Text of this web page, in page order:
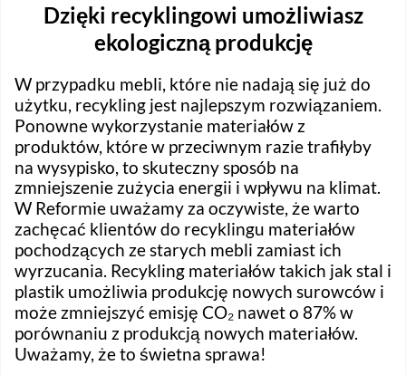
Dzięki recyklingowi umożliwiasz
ekologiczną produkcję
W przypadku mebli, które nie nadają się już do
użytku, recykling jest najlepszym rozwiązaniem.
Ponowne wykorzystanie materiałów z
produktów, które w przeciwnym razie trafiłyby
na wysypisko, to skuteczny sposób na
zmniejszenie zużycia energii i wpływu na klimat.
W Reformie uważamy za oczywiste, że warto
zachęcać klientów do recyklingu materiałów
pochodzących ze starych mebli zamiast ich
wyrzucania. Recykling materiałów takich jak stal i
plastik umożliwia produkcję nowych surowców i
może zmniejszyć emisję CO₂ nawet o 87% w
porównaniu z produkcją nowych materiałów.
Uważamy, że to świetna sprawa!